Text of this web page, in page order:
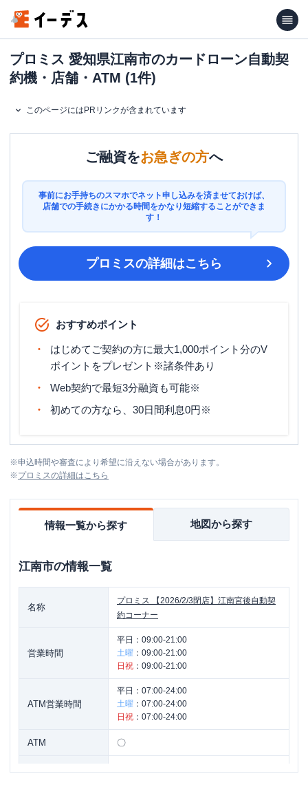
プロミス 愛知県江南市のカードローン自動契
約機・店舗・ATM (1件)
このページにはPRリンクが含まれています
ご融資をお急ぎの方へ
事前にお手持ちのスマホでネット申し込みを済ませておけば、
店舗での手続きにかかる時間をかなり短縮することができま
す！
プロミスの詳細はこちら
おすすめポイント
はじめてご契約の方に最大1,000ポイント分のV
ポイントをプレゼント※諸条件あり
Web契約で最短3分融資も可能※
初めての方なら、30日間利息0円※
※申込時間や審査により希望に沿えない場合があります。
※プロミスの詳細はこちら
情報一覧から探す 地図から探す
江南市の情報一覧
名称
プロミス
【2026/2/3閉店】江南宮後自動契
約コーナー
営業時間
平日： 09:00-21:00
土曜 ： 09:00-21:00
日祝 ： 09:00-21:00
ATM営業時間
平日： 07:00-24:00
土曜 ： 07:00-24:00
日祝 ： 07:00-24:00
ATM 〇